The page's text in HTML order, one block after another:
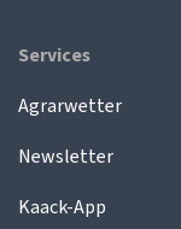
Services
Agrarwetter
Newsletter
Kaack-App